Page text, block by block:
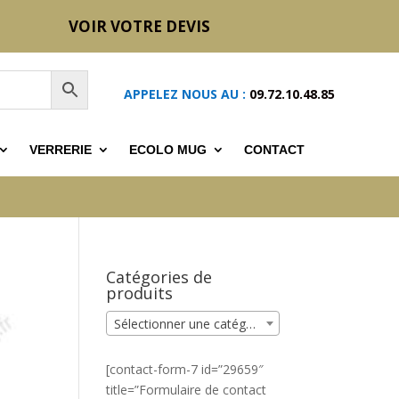
VOIR VOTRE DEVIS
APPELEZ NOUS AU : 09.72.10.48.85
VERRERIE ECOLO MUG CONTACT
Catégories de
produits
Sélectionner une catégorie
[contact-form-7 id=”29659″
title=”Formulaire de contact